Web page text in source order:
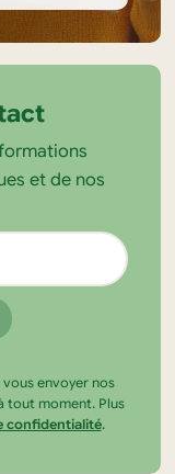
et de nos
envoyer nos
tout moment. Plus
confidentialité.